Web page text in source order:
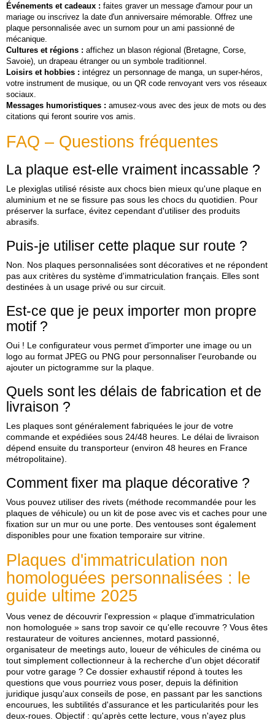
Événements et cadeaux : faites graver un message d'amour pour un
mariage ou inscrivez la date d'un anniversaire mémorable. Offrez une
plaque personnalisée avec un surnom pour un ami passionné de
mécanique.
Cultures et régions : affichez un blason régional (Bretagne, Corse,
Savoie), un drapeau étranger ou un symbole traditionnel.
Loisirs et hobbies : intégrez un personnage de manga, un super‑héros,
votre instrument de musique, ou un QR code renvoyant vers vos réseaux
sociaux.
Messages humoristiques : amusez‑vous avec des jeux de mots ou des
citations qui feront sourire vos amis.
FAQ – Questions fréquentes
La plaque est‑elle vraiment incassable ?
Le plexiglas utilisé résiste aux chocs bien mieux qu'une plaque en
aluminium et ne se fissure pas sous les chocs du quotidien. Pour
préserver la surface, évitez cependant d'utiliser des produits
abrasifs.
Puis‑je utiliser cette plaque sur route ?
Non. Nos plaques personnalisées sont décoratives et ne répondent
pas aux critères du système d'immatriculation français. Elles sont
destinées à un usage privé ou sur circuit.
Est‑ce que je peux importer mon propre
motif ?
Oui ! Le configurateur vous permet d'importer une image ou un
logo au format JPEG ou PNG pour personnaliser l'eurobande ou
ajouter un pictogramme sur la plaque.
Quels sont les délais de fabrication et de
livraison ?
Les plaques sont généralement fabriquées le jour de votre
commande et expédiées sous 24/48 heures. Le délai de livraison
dépend ensuite du transporteur (environ 48 heures en France
métropolitaine).
Comment fixer ma plaque décorative ?
Vous pouvez utiliser des rivets (méthode recommandée pour les
plaques de véhicule) ou un kit de pose avec vis et caches pour une
fixation sur un mur ou une porte. Des ventouses sont également
disponibles pour une fixation temporaire sur vitrine.
Plaques d'immatriculation non
homologuées personnalisées : le
guide ultime 2025
Vous venez de découvrir l'expression « plaque d'immatriculation
non homologuée » sans trop savoir ce qu'elle recouvre ? Vous êtes
restaurateur de voitures anciennes, motard passionné,
organisateur de meetings auto, loueur de véhicules de cinéma ou
tout simplement collectionneur à la recherche d'un objet décoratif
pour votre garage ? Ce dossier exhaustif répond à toutes les
questions que vous pourriez vous poser, depuis la définition
juridique jusqu'aux conseils de pose, en passant par les sanctions
encourues, les subtilités d'assurance et les particularités pour les
deux‑roues. Objectif : qu'après cette lecture, vous n'ayez plus